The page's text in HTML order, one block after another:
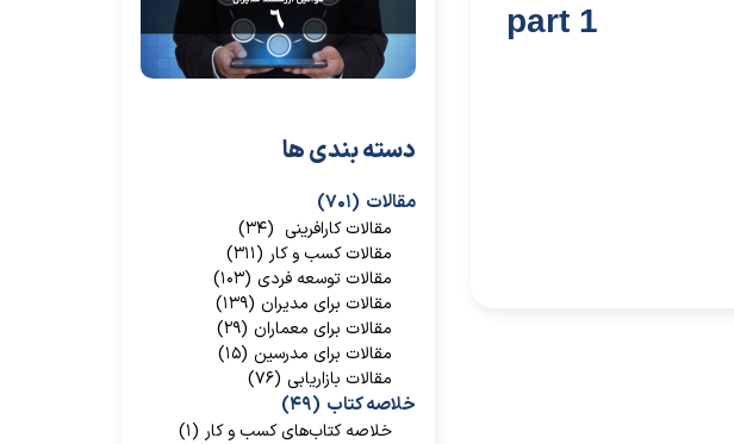
part 1
مقالات (۷۰۱)
مقالات کارافرینی (۳۴)
مقالات کسب و کار (۳۱۱)
مقالات توسعه فردی (۱۰۳)
مقالات برای مدیران (۱۳۹)
مقالات برای معماران (۲۹)
مقالات برای مدرسین (۱۵)
مقالات بازاریابی (۷۶)
خلاصه کتاب (۴۹)
خلاصه کتاب‌‌های کسب و کار (۱)
دسته بندی ها